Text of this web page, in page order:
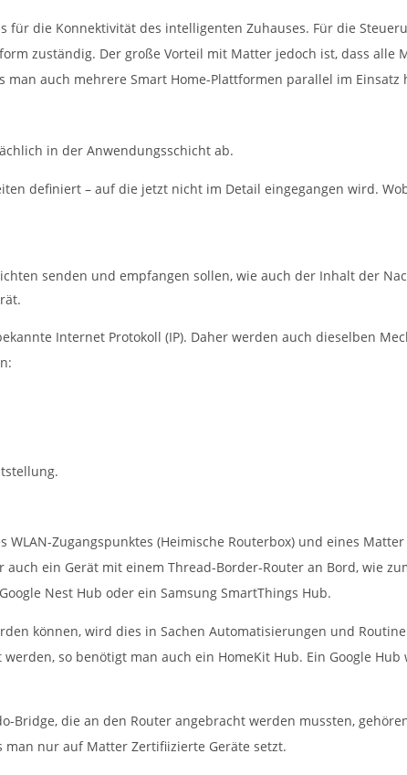
für die Konnektivität des intelligenten Zuhauses. Für die
zuständig. Der große Vorteil mit Matter jedoch ist, dass alle
auch mehrere Smart Home-Plattformen parallel im Einsatz
in der Anwendungsschicht ab.
definiert – auf die jetzt nicht im Detail eingegangen wird.
senden und empfangen sollen, wie auch der Inhalt der
Internet Protokoll (IP). Daher werden auch dieselben
Zugangspunktes (Heimische Routerbox) und eines
ein Gerät mit einem Thread-Border-Router an Bord, wie
Nest Hub oder ein Samsung SmartThings Hub.
können, wird dies in Sachen Automatisierungen und
so benötigt man auch ein HomeKit Hub. Ein Google Hub
Bridge, die an den Router angebracht werden mussten,
nur auf Matter Zertifiizierte Geräte setzt.